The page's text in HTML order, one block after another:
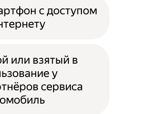
с доступом
или взятый в
у
сервиса